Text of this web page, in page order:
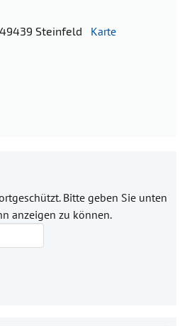
Steinfeld Karte
Bitte geben Sie unten
anzeigen zu können.